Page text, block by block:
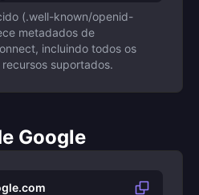
(.well-known/openid-
metadados de
incluindo todos os
suportados.
Google